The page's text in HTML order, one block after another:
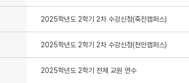
2025학년도 2학기 2차 수강신청(죽전캠퍼스)
2025학년도 2학기 2차 수강신청(천안캠퍼스)
2025학년도 2학기 전체 교원 연수